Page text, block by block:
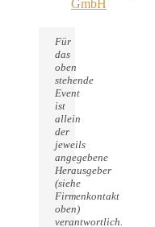
GmbH
Für
das
oben
stehende
Event
ist
allein
der
jeweils
angegebene
Herausgeber
(siehe
Firmenkontakt
oben)
verantwortlich.